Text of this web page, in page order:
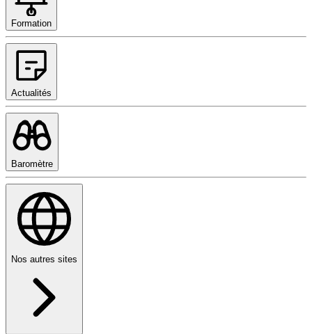
Formation
Actualités
Baromètre
Nos autres sites